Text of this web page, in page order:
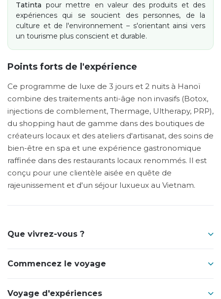
Tatinta pour mettre en valeur des produits et des
expériences qui se soucient des personnes, de la
culture et de l'environnement – ​​s'orientant ainsi vers
un tourisme plus conscient et durable.
Points forts de l'expérience
Ce programme de luxe de 3 jours et 2 nuits à Hanoï
combine des traitements anti-âge non invasifs (Botox,
injections de comblement, Thermage, Ultherapy, PRP),
du shopping haut de gamme dans des boutiques de
créateurs locaux et des ateliers d'artisanat, des soins de
bien-être en spa et une expérience gastronomique
raffinée dans des restaurants locaux renommés. Il est
conçu pour une clientèle aisée en quête de
rajeunissement et d'un séjour luxueux au Vietnam.
Que vivrez-vous ?
Commencez le voyage
Voyage d'expériences